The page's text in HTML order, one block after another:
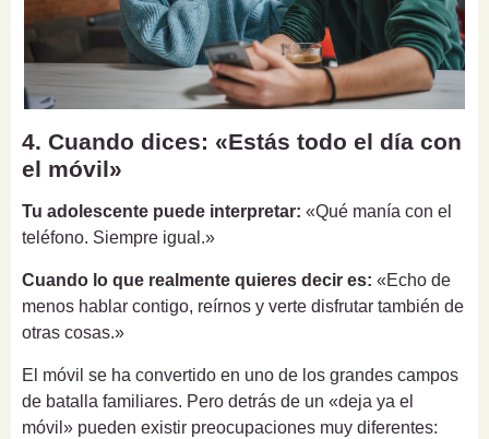
4. Cuando dices: «Estás todo el día con
el móvil»
Tu adolescente puede interpretar: «Qué manía con el
teléfono. Siempre igual.»
Cuando lo que realmente quieres decir es: «Echo de
menos hablar contigo, reírnos y verte disfrutar también de
otras cosas.»
El móvil se ha convertido en uno de los grandes campos
de batalla familiares. Pero detrás de un «deja ya el
móvil» pueden existir preocupaciones muy diferentes: